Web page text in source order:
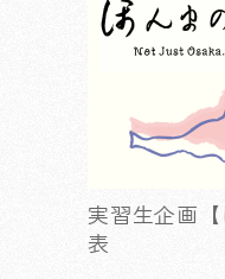
実習生企画
表